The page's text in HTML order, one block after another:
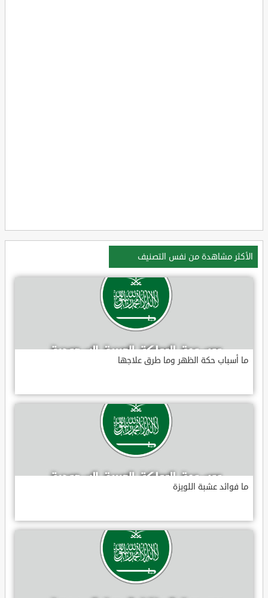
الأكثر مشاهدة من نفس التصنيف
ما أسباب حكة الظهر وما طرق علاجها
ما فوائد عشبة اللويزة